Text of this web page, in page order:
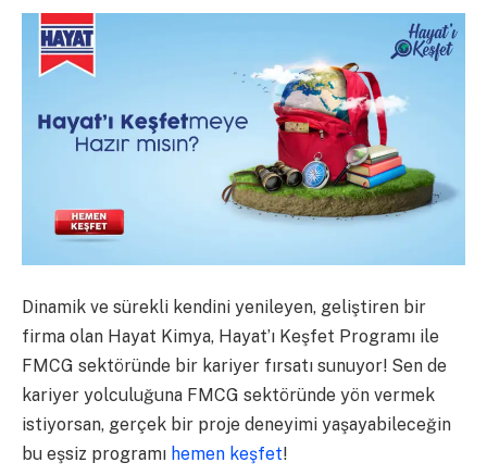
Dinamik ve sürekli kendini yenileyen, geliştiren bir
firma olan Hayat Kimya, Hayat’ı Keşfet Programı ile
FMCG sektöründe bir kariyer fırsatı sunuyor! Sen de
kariyer yolculuğuna FMCG sektöründe yön vermek
istiyorsan, gerçek bir proje deneyimi yaşayabileceğin
bu eşsiz programı hemen keşfet!